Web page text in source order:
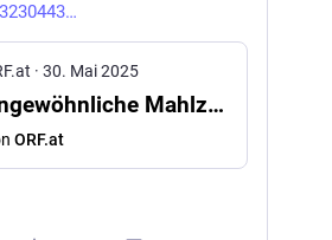
· 30. Mai 2025
Ungewöhnliche Mahlzeit: Ein Dutzend Haie teilte sich friedlich Kadaver
ORF.at